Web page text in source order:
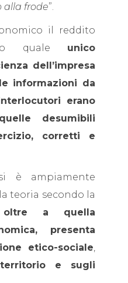
alla frode”.
il reddito
quale unico
dell’impresa
informazioni da
erano
desumibili
corretti e
è ampiamente
teoria secondo la
oltre a quella
presenta
etico-sociale
e sugli